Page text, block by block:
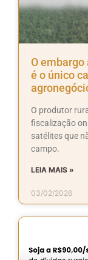
O
é o único
O produtor
fiscalização
satélites que
campo.
LEIA MAIS »
03/02/2026